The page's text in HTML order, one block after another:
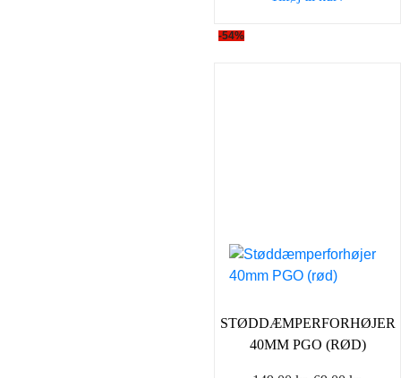
-54%
STØDDÆMPERFORHØJER
40MM PGO (RØD)